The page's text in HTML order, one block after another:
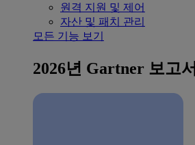
원격 지원 및 제어
자산 및 패치 관리
모든 기능 보기
2026년 Gartner 보고서